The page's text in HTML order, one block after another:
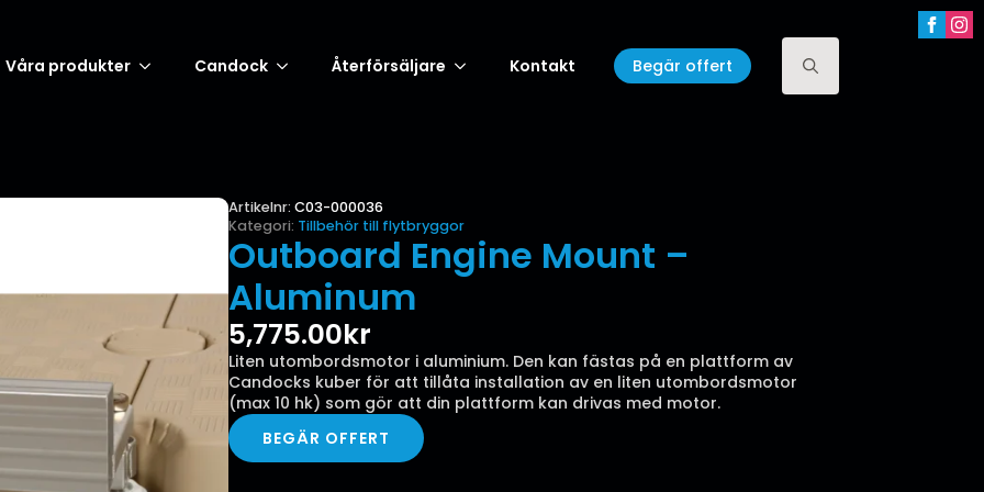
Våra produkter Candock Återförsäljare Kontakt
Begär offert
Artikelnr: C03-000036
Kategori: Tillbehör till flytbryggor
Outboard Engine Mount –
Aluminum
5,775.00kr
Liten utombordsmotor i aluminium. Den kan fästas på en plattform av
Candocks kuber för att tillåta installation av en liten utombordsmotor
(max 10 hk) som gör att din plattform kan drivas med motor.
BEGÄR OFFERT